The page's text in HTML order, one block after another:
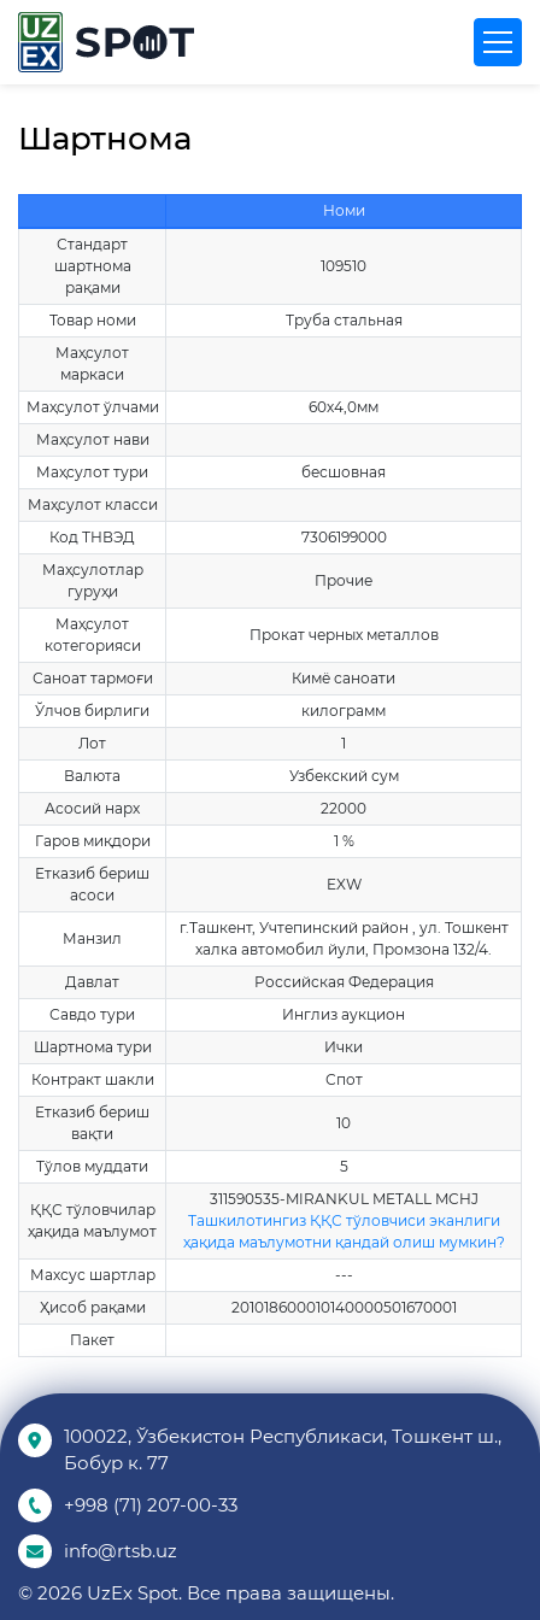
Шартнома
Номи
Стандарт
шартнома
рақами
109510
Товар номи
Труба стальная
Маҳсулот
маркаси
Маҳсулот ўлчами
60х4,0мм
Маҳсулот нави
Маҳсулот тури
бесшовная
Маҳсулот класси
Код ТНВЭД
7306199000
Маҳсулотлар
гуруҳи
Прочие
Маҳсулот
котегорияси
Прокат черных металлов
Саноат тармоғи
Кимё саноати
Ўлчов бирлиги
килограмм
Лот
1
Валюта
Узбекский сум
Асосий нарх
22000
Гаров миқдори
1 %
Етказиб бериш
асоси
EXW
Манзил
г.Ташкент, Учтепинский район , ул. Тошкент
халка автомобил йули, Промзона 132/4.
Давлат
Российская Федерация
Савдо тури
Инглиз аукцион
Шартнома тури
Ички
Контракт шакли
Спот
Етказиб бериш
вақти
10
Тўлов муддати 5
ҚҚС тўловчилар
ҳақида маълумот
311590535-MIRANKUL METALL MCHJ
Ташкилотингиз ҚҚС тўловчиси эканлиги
ҳақида маълумотни қандай олиш мумкин?
Махсус шартлар
---
Ҳисоб рақами
201018600010140000501670001
Пакет
100022, Ўзбекистон Республикаси, Тошкент ш.,
Бобур к. 77
+998 (71) 207-00-33
info@rtsb.uz
© 2026 UzEx Spot. Все права защищены.